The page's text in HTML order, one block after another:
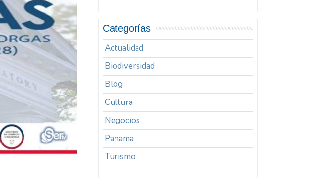
Categorías
Actualidad
Biodiversidad
Blog
Cultura
Negocios
Panama
Turismo